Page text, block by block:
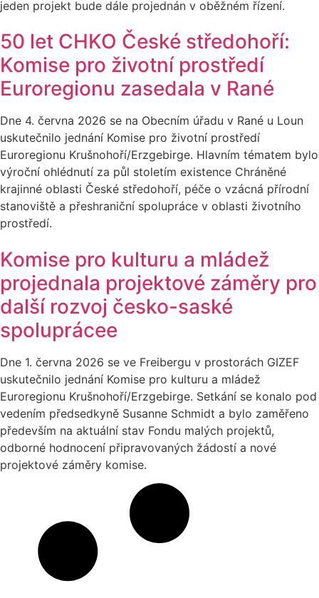
jeden projekt bude dále projednán v oběžném řízení.
50 let CHKO České středohoří:
Komise pro životní prostředí
Euroregionu zasedala v Rané
Dne 4. června 2026 se na Obecním úřadu v Rané u Loun
uskutečnilo jednání Komise pro životní prostředí
Euroregionu Krušnohoří/Erzgebirge. Hlavním tématem bylo
výroční ohlédnutí za půl stoletím existence Chráněné
krajinné oblasti České středohoří, péče o vzácná přírodní
stanoviště a přeshraniční spolupráce v oblasti životního
prostředí.
Komise pro kulturu a mládež
projednala projektové záměry pro
další rozvoj česko-saské
spoluprácee
Dne 1. června 2026 se ve Freibergu v prostorách GIZEF
uskutečnilo jednání Komise pro kulturu a mládež
Euroregionu Krušnohoří/Erzgebirge. Setkání se konalo pod
vedením předsedkyně Susanne Schmidt a bylo zaměřeno
především na aktuální stav Fondu malých projektů,
odborné hodnocení připravovaných žádostí a nové
projektové záměry komise.